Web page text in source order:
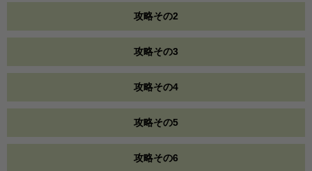
攻略その2
攻略その3
攻略その4
攻略その5
攻略その6